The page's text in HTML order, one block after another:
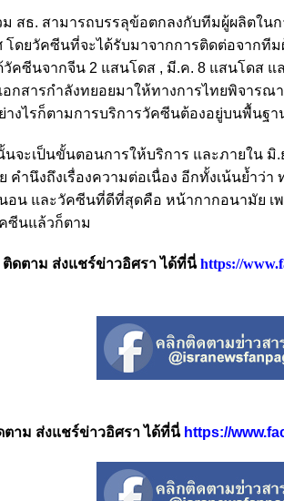
สธ. สามารถบรรลุข้อตกลงกับทีมผู้ผลิตใน
โดยวัคซีนที่จะได้รับมาจากการติดต่อจาก
วัคซีนจากจีน 2 แสนโดส , มี.ค. 8 แสนโดส แ
อกสารกำลังทยอยมาให้ทางการไทยพิจาร
งไรก็ตามการบริการวัคซีนต้องอยู่บนพื้นฐ
จะเป็นขั้นตอนการให้บริการ และภายใน
คำนึงถึงเรื่องความต่อเนื่อง อีกทั้งเน้นย้ำว่า
อน และวัคซีนที่ดีที่สุดคือ หน้ากากอนามัย เ
ซีนแล้วก็ตาม
ดตาม ส่งแชร์ข่าวอิศรา ได้ที่นี่ https://
าม ส่งแชร์ข่าวอิศรา ได้ที่นี่ https://